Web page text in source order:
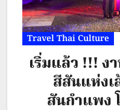
Travel Thai Culture
เริ่มแล้ว !!! ง
สีสันแห่ง
สันกำแพง